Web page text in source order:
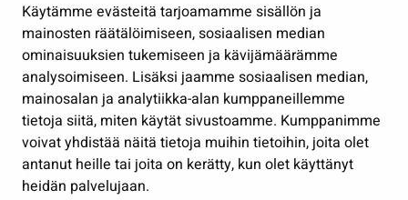
Käytämme evästeitä tarjoamamme sisällön ja
mainosten räätälöimiseen, sosiaalisen median
ominaisuuksien tukemiseen ja kävijämäärämme
analysoimiseen. Lisäksi jaamme sosiaalisen median,
mainosalan ja analytiikka-alan kumppaneillemme
tietoja siitä, miten käytät sivustoamme. Kumppanimme
voivat yhdistää näitä tietoja muihin tietoihin, joita olet
antanut heille tai joita on kerätty, kun olet käyttänyt
heidän palvelujaan.
Työ ja yrittäminen
Osallistu ja asioi
Näytä omat evästeasetukseni
Seuraa meitä